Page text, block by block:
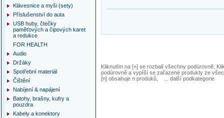
Kliknutím na [+] se rozbalí všechny podúrovně;
podúrovně a vypíší se zařazené produkty ze
[n] obsahuje n produků, ... další podkategorie
Klávesnice a myši (sety)
Příslušenství do auta
USB huby, čtečky
paměťových a čipových karet
a redukce
FOR HEALTH
Audio
Držáky
Spotřební materiál
Čištění
Nabíjení & napájení
Batohy, brašny, kufry a
pouzdra
Kabely a konektory